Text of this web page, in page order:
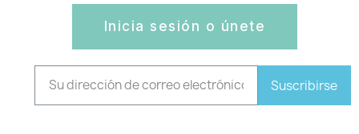
Inicia sesión o únete
Suscribirse